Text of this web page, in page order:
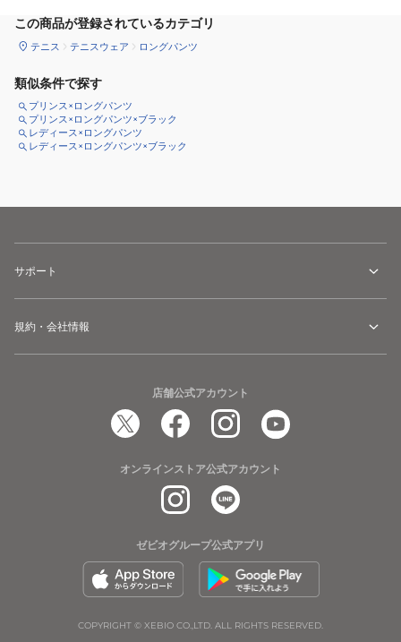
この商品が登録されているカテゴリ
テニス テニスウェア ロングパンツ
類似条件で探す
プリンス×ロングパンツ
プリンス×ロングパンツ×ブラック
レディース×ロングパンツ
レディース×ロングパンツ×ブラック
サポート
規約・会社情報
店舗公式アカウント
オンラインストア公式アカウント
ゼビオグループ公式アプリ
COPYRIGHT © XEBIO CO.,LTD. ALL RIGHTS RESERVED.